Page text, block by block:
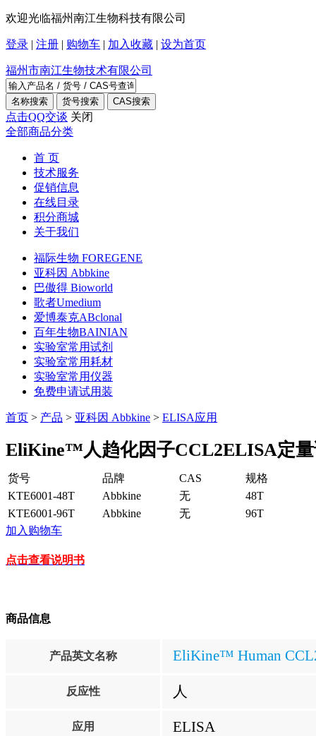
欢迎光临福州南江生物科技有限公司
登录 | 注册 | 购物车 | 加入收藏 | 设为首页
福州市南江生物技术有限公司
点击QQ交谈 关闭
全部商品分类
首 页
技术服务
促销信息
在线目录
积分商城
关于我们
福际生物 FOREGENE
亚科因 Abbkine
巴傲得 Bioworld
歌者Umedium
爱博泰克ABclonal
百年生物BAINIAN
实验室常用试剂
实验室常用耗材
实验室常用仪器
免费申请试用装
首页 > 产品 > 亚科因 Abbkine > ELISA应用
EliKine™人趋化因子CCL2ELISA定
货号 品牌 CAS
规格
KTE6001-48T
Abbkine 无
48T
KTE6001-96T
Abbkine 无
96T
加入购物车
点击查看说明书
商品信息
产品英文名称 EliKine™ Human
反应性 人
应用 ELISA